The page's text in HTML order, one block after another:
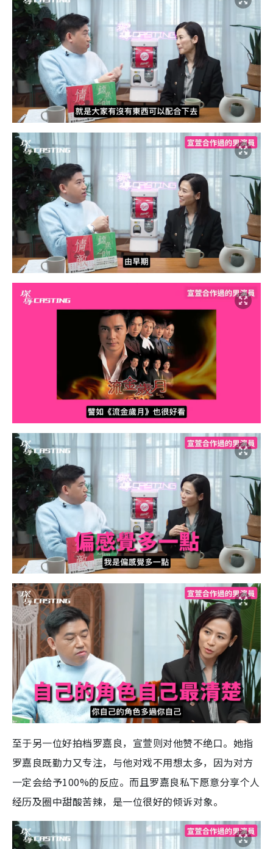
至于另一位好拍档罗嘉良，宣萱则对他赞不绝口。她指
罗嘉良既勤力又专注，与他对戏不用想太多，因为对方
一定会给予100%的反应。而且罗嘉良私下愿意分享个人
经历及圈中甜酸苦辣，是一位很好的倾诉对象。